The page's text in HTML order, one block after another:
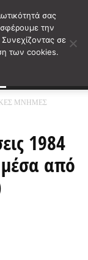
ΜΝΗΜΕΣ
1984
από
σας
την
σε
των cookies.